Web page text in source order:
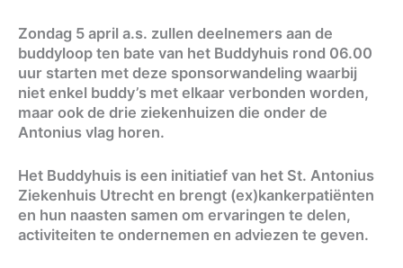
Zondag 5 april a.s. zullen deelnemers aan de
buddyloop ten bate van het Buddyhuis rond 06.00
uur starten met deze sponsorwandeling waarbij
niet enkel buddy’s met elkaar verbonden worden,
maar ook de drie ziekenhuizen die onder de
Antonius vlag horen.
Het Buddyhuis is een initiatief van het St. Antonius
Ziekenhuis Utrecht en brengt (ex)kankerpatiënten
en hun naasten samen om ervaringen te delen,
activiteiten te ondernemen en adviezen te geven.